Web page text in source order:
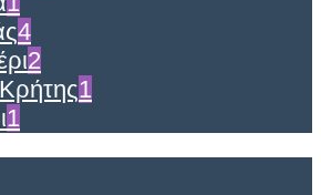
4
2
1
1